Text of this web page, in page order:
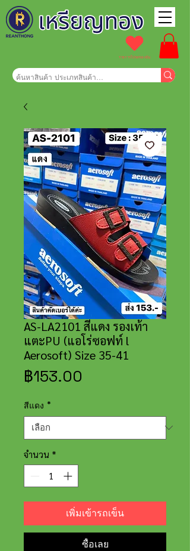
รายการโปรดของฉัน
AS-LA2101 สีแดง รองเท้า
แตะPU (แอโร่ซอฟท์ l
Aerosoft) Size 35-41
฿153.00
สีแดง *
จำนวน *
เพิ่มเข้ารถเข็น
ซื้อเลย